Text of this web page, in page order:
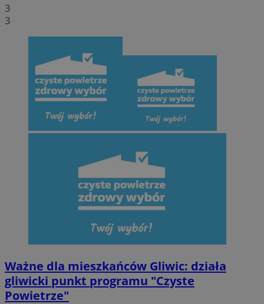
3
3
Ważne dla mieszkańców Gliwic: działa
gliwicki punkt programu "Czyste
Powietrze"